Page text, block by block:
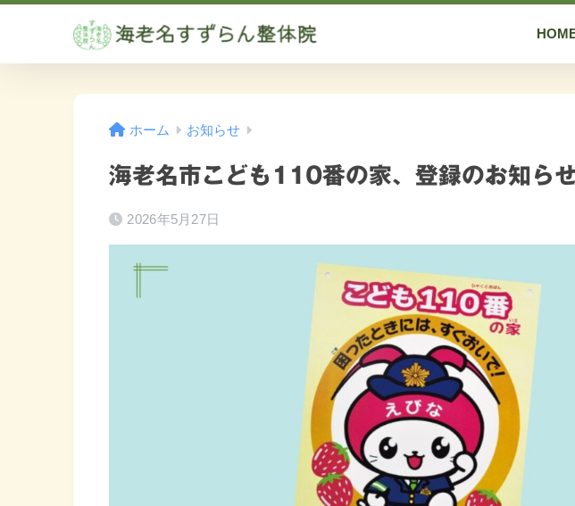
ホーム お知らせ
海老名市こども110番の家、登録のお知ら
2026年5月27日